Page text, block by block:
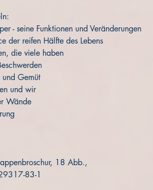
- seine Funktionen und Veränderungen
der reifen Hälfte des Lebens
die viele haben
und Gemüt
und wir
Wände
18 Abb.,
83-1